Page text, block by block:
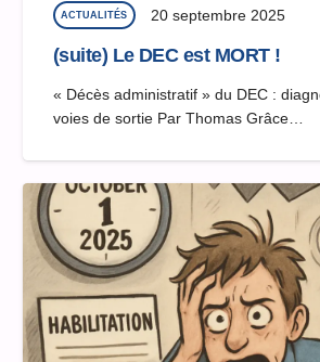
ACTUALITÉS 20 septembre 2025
(suite) Le DEC est MORT !
« Décès administratif » du DEC :
voies de sortie Par Thomas Grâce…